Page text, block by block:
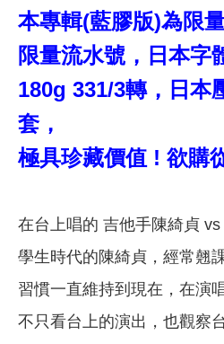
本專輯(藍膠版)為限
限量流水號，日本字
180g 331/3轉，日本
套，
極具珍藏價值 ! 欲購
在台上唱的 吉他手陳綺貞
學生時代的陳綺貞，經常翹
習慣一直維持到現在，在演
不只看台上的演出，也觀察